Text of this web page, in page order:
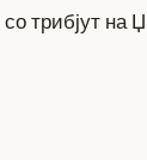
со трибјут на